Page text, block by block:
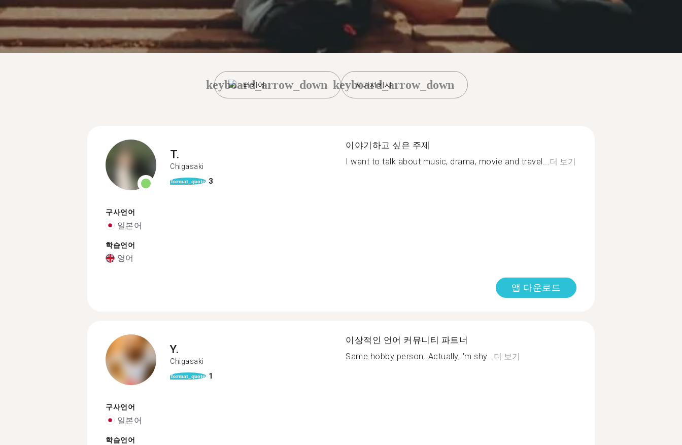
터키어
keyboard_arrow_down 지가사키시
keyboard_arrow_down
T.
Chigasaki
format_quote 3
구사언어
일본어
학습언어
영어
이야기하고 싶은 주제
I want to talk about music, drama, movie and travel...더 보기
앱 다운로드
Y.
Chigasaki
format_quote 1
구사언어
일본어
학습언어
이상적인 언어 커뮤니티 파트너
Same hobby person. Actually,I'm shy...더 보기